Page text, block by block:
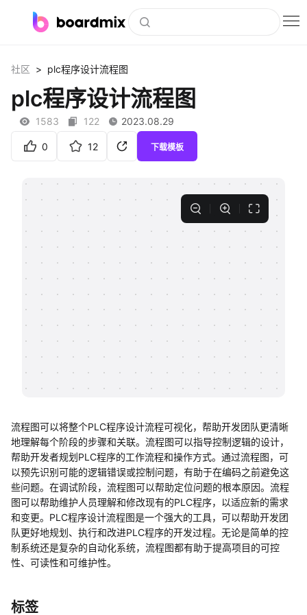
社区资源
下载
客户案例
帮助中心
社区 > plc程序设计流程图
plc程序设计流程图
1583 122 2023.08.29
0 12 下载模板
流程图可以将整个PLC程序设计流程可视化，帮助开发团队更清晰
地理解每个阶段的步骤和关联。流程图可以指导控制逻辑的设计，
帮助开发者规划PLC程序的工作流程和操作方式。通过流程图，可
以预先识别可能的逻辑错误或控制问题，有助于在编码之前避免这
些问题。在调试阶段，流程图可以帮助定位问题的根本原因。流程
图可以帮助维护人员理解和修改现有的PLC程序，以适应新的需求
和变更。PLC程序设计流程图是一个强大的工具，可以帮助开发团
队更好地规划、执行和改进PLC程序的开发过程。无论是简单的控
制系统还是复杂的自动化系统，流程图都有助于提高项目的可控
性、可读性和可维护性。
标签